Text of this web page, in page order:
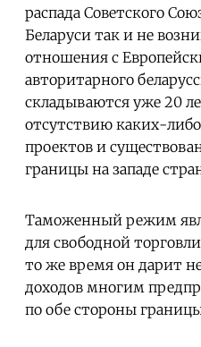
распада Советского
Беларуси так и не
отношения с
авторитарного
складываются уже 20
отсутствию каких-
проектов и
границы на западе
Таможенный режим
для свободной
то же время он дарит
доходов многим
по обе стороны